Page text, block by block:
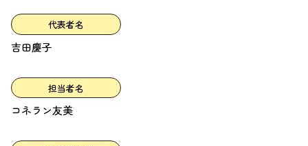
代表者名
吉田慶子
担当者名
コネラン友美